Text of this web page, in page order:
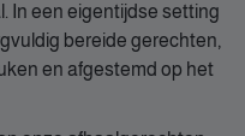
In een eigentijdse setting
bereide gerechten,
en afgestemd op het